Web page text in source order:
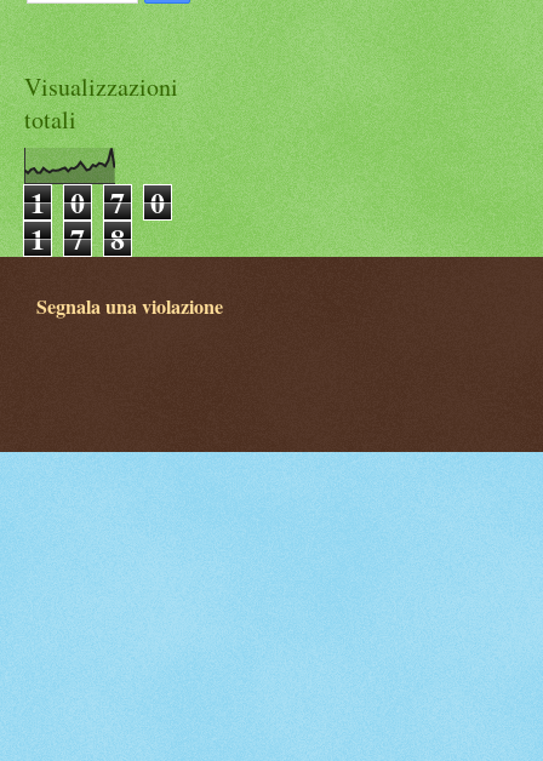
Visualizzazioni
totali
1 0 7 0
1 7 8
Segnala una violazione